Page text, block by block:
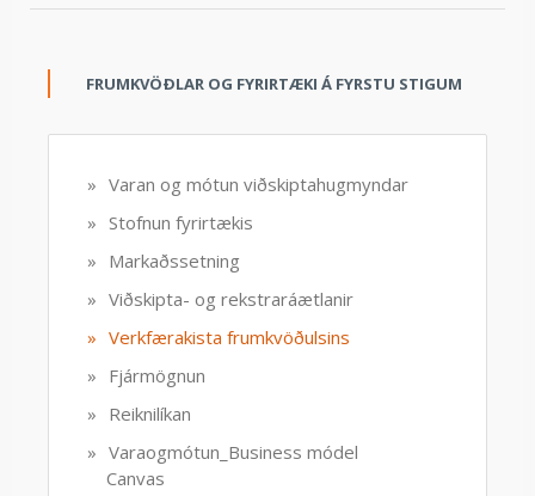
FRUMKVÖÐLAR OG FYRIRTÆKI Á FYRSTU STIGUM
Varan og mótun viðskiptahugmyndar
Stofnun fyrirtækis
Markaðssetning
Viðskipta- og rekstraráætlanir
Verkfærakista frumkvöðulsins
Fjármögnun
Reiknilíkan
Varaogmótun_Business módel
Canvas